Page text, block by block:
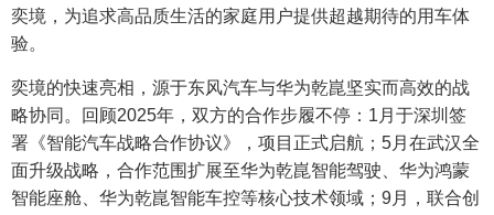
奕境，为追求高品质生活的家庭用户提供超越期待的用车体
验。
奕境的快速亮相，源于东风汽车与华为乾崑坚实而高效的战
略协同。回顾2025年，双方的合作步履不停：1月于深圳签
署《智能汽车战略合作协议》，项目正式启航；5月在武汉全
面升级战略，合作范围扩展至华为乾崑智能驾驶、华为鸿蒙
智能座舱、华为乾崑智能车控等核心技术领域；9月，联合创